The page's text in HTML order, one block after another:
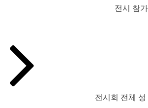
전시 참가
전시회 전체 성